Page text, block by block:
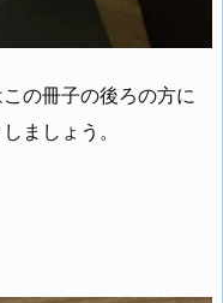
の冊子の後ろの方に
ましょう。